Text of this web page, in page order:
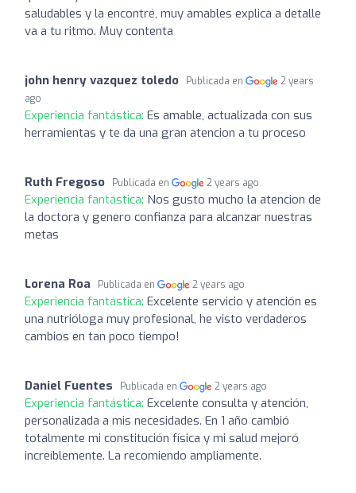
saludables y la encontré, muy amables explica a detalle
va a tu ritmo. Muy contenta
john henry vazquez toledo Publicada en
2 years
ago
Experiencia fantástica: Es amable, actualizada con sus
herramientas y te da una gran atencion a tu proceso
Ruth Fregoso Publicada en 2 years ago
Experiencia fantástica: Nos gusto mucho la atencion de
la doctora y genero confianza para alcanzar nuestras
metas
Lorena Roa Publicada en 2 years ago
Experiencia fantástica: Excelente servicio y atención es
una nutrióloga muy profesional, he visto verdaderos
cambios en tan poco tiempo!
Daniel Fuentes Publicada en 2 years ago
Experiencia fantástica: Excelente consulta y atención,
personalizada a mis necesidades. En 1 año cambió
totalmente mi constitución física y mi salud mejoró
increíblemente. La recomiendo ampliamente.